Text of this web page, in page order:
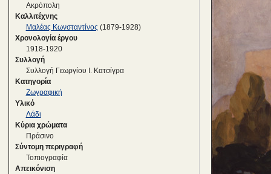
Ακρόπολη
Καλλιτέχνης
Μαλέας Κωνσταντίνος (1879-1928)
Χρονολογία έργου
1918-1920
Συλλογή
Συλλογή Γεωργίου Ι. Κατσίγρα
Κατηγορία
Ζωγραφική
Υλικό
Λάδι
Κύρια χρώματα
Πράσινο
Σύντομη περιγραφή
Τοπιογραφία
Απεικόνιση